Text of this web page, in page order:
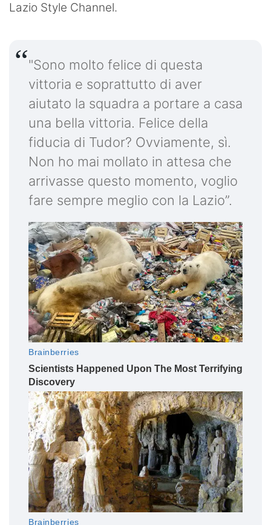
Lazio Style Channel.
"Sono molto felice di questa
vittoria e soprattutto di aver
aiutato la squadra a portare a casa
una bella vittoria. Felice della
fiducia di Tudor? Ovviamente, sì.
Non ho mai mollato in attesa che
arrivasse questo momento, voglio
fare sempre meglio con la Lazio”.